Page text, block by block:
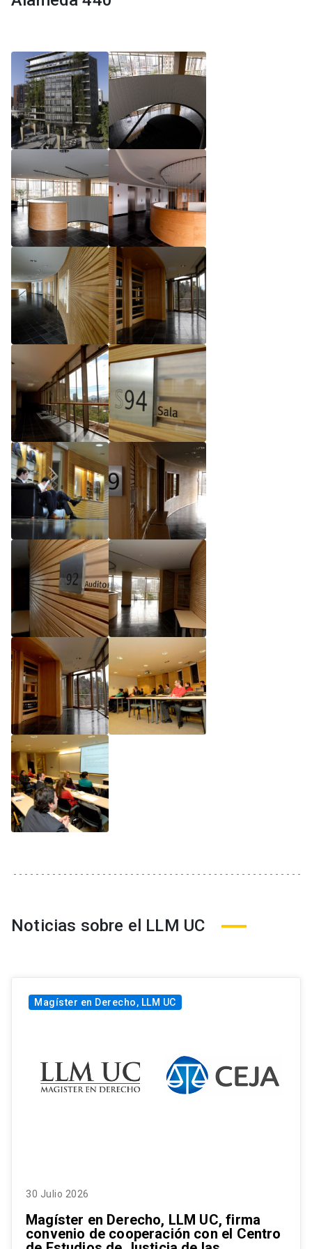
Reglamento de Magíster, Pontificia Universidad
Universidad Católica de Chile
Reglamento de Magíster, Pontificia Universidad
Católica de Chile LLM UC 2025
Reglamento de Seminarios de Graduación
Programa de Magíster en Derecho, LLM 2025
Noticias sobre el LLM UC
Magíster en Derecho, LLM UC
30 Julio 2026
Magíster en Derecho, LLM UC, firma
convenio de cooperación con el Centro